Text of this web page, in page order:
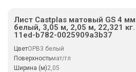
Лист Castplas матовый GS 4
белый, 3,05 м, 2,05 м, 22,321
11ed-b782-0025909a3b37
ЦветOPB3 белый
Поверхностьмат/гл
Ширина (м)2,05